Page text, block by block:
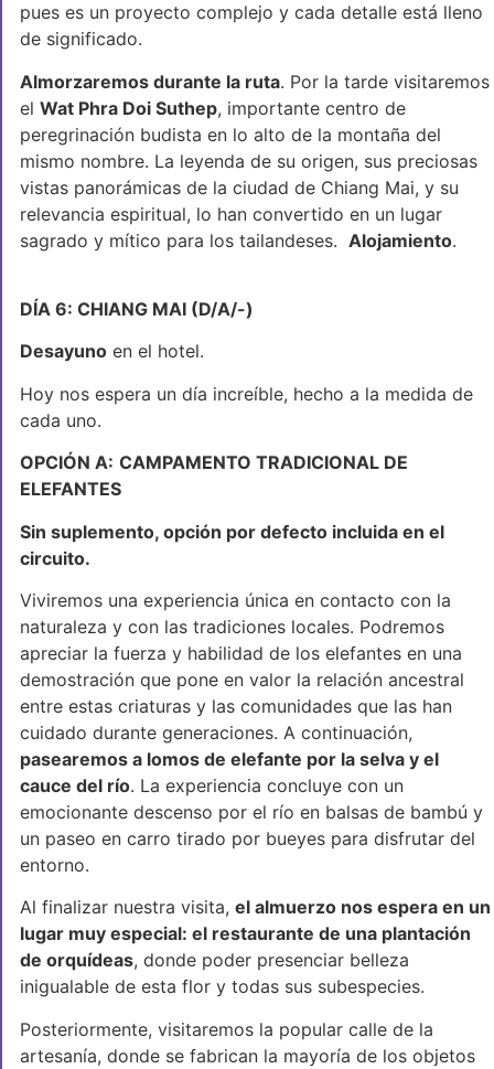
pues es un proyecto complejo y cada detalle está lleno
de significado.
Almorzaremos durante la ruta. Por la tarde visitaremos
el Wat Phra Doi Suthep, importante centro de
peregrinación budista en lo alto de la montaña del
mismo nombre. La leyenda de su origen, sus preciosas
vistas panorámicas de la ciudad de Chiang Mai, y su
relevancia espiritual, lo han convertido en un lugar
sagrado y mítico para los tailandeses. Alojamiento.
DÍA 6: CHIANG MAI (D/A/-)
Desayuno en el hotel.
Hoy nos espera un día increíble, hecho a la medida de
cada uno.
OPCIÓN A: CAMPAMENTO TRADICIONAL DE
ELEFANTES
Sin suplemento, opción por defecto incluida en el
circuito.
Viviremos una experiencia única en contacto con la
naturaleza y con las tradiciones locales. Podremos
apreciar la fuerza y habilidad de los elefantes en una
demostración que pone en valor la relación ancestral
entre estas criaturas y las comunidades que las han
cuidado durante generaciones. A continuación,
pasearemos a lomos de elefante por la selva y el
cauce del río. La experiencia concluye con un
emocionante descenso por el río en balsas de bambú y
un paseo en carro tirado por bueyes para disfrutar del
entorno.
Al finalizar nuestra visita, el almuerzo nos espera en un
lugar muy especial: el restaurante de una plantación
de orquídeas, donde poder presenciar belleza
inigualable de esta flor y todas sus subespecies.
Posteriormente, visitaremos la popular calle de la
artesanía, donde se fabrican la mayoría de los objetos